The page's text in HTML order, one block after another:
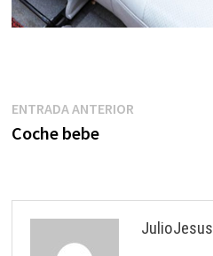
Navegación
de
ENTRADA ANTERIOREntrada
Coche bebe
JulioJesus